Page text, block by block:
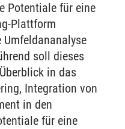
Potentiale für eine
Plattform
soll dieses
in das
Integration von
in den
für eine